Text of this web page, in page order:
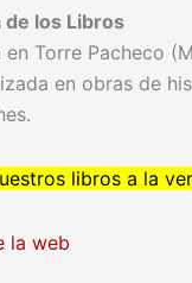
de los Libros
en Torre Pacheco
en obras de
libros a la
la web